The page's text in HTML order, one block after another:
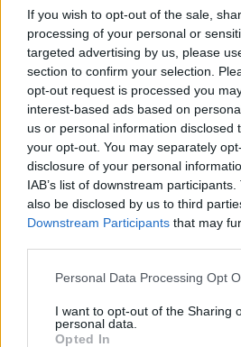
If you wish to opt-out of the sale,
processing of your personal or
targeted advertising by us, please
section to confirm your selection.
opt-out request is processed you
interest-based ads based on
us or personal information disclosed
your opt-out. You may separately
disclosure of your personal
IAB’s list of downstream
also be disclosed by us to third
Downstream Participants that may
Personal Data Processing Opt
I want to opt-out of the Sharing
personal data.
Opted In
i culmina un
vincula
gastronomia
6 d'agost de 2026
Els vestits de
enguany amb
40 peces a
31 de juliol de 2026
“L’eclipsi serà
per a gaudir de
Carrega més